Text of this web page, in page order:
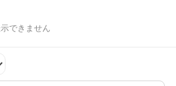
できません